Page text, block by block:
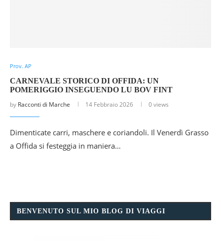
Prov. AP
CARNEVALE STORICO DI OFFIDA: UN
POMERIGGIO INSEGUENDO LU BOV FINT
by Racconti di Marche 14 Febbraio 2026 0 views
Dimenticate carri, maschere e coriandoli. Il Venerdì Grasso
a Offida si festeggia in maniera…
BENVENUTO SUL MIO BLOG DI VIAGGI